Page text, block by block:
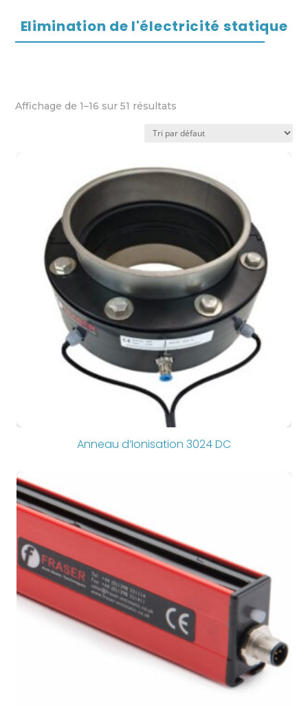
Elimination de l'électricité statique
Affichage de 1–16 sur 51 résultats
Anneau d’Ionisation 3024 DC